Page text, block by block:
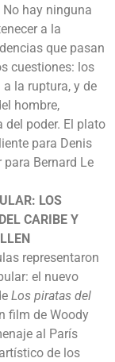
hay ninguna
a la
que pasan
cuestiones: los
la ruptura, y de
hombre,
poder. El plato
para Denis
Bernard Le
LOS
DEL CARIBE Y
representaron
el nuevo
Los piratas del
film de Woody
al París
de los